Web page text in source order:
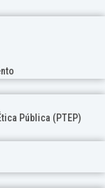
Pública (PTEP)